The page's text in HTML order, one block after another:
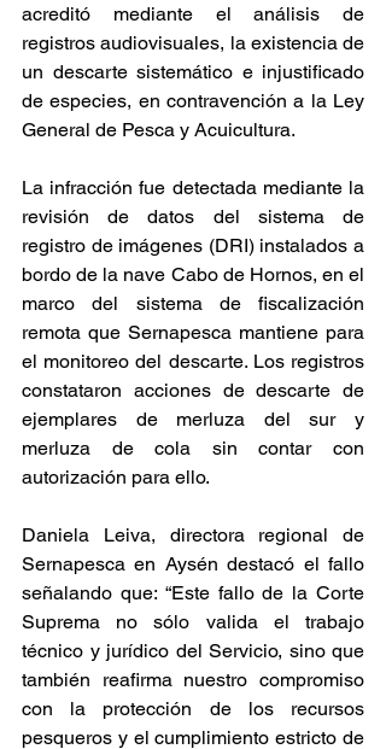
acreditó mediante el análisis de
registros audiovisuales, la existencia de
un descarte sistemático e injustificado
de especies, en contravención a la Ley
General de Pesca y Acuicultura.
La infracción fue detectada mediante la
revisión de datos del sistema de
registro de imágenes (DRI) instalados a
bordo de la nave Cabo de Hornos, en el
marco del sistema de fiscalización
remota que Sernapesca mantiene para
el monitoreo del descarte. Los registros
constataron acciones de descarte de
ejemplares de merluza del sur y
merluza de cola sin contar con
autorización para ello.
Daniela Leiva, directora regional de
Sernapesca en Aysén destacó el fallo
señalando que: “Este fallo de la Corte
Suprema no sólo valida el trabajo
técnico y jurídico del Servicio, sino que
también reafirma nuestro compromiso
con la protección de los recursos
pesqueros y el cumplimiento estricto de